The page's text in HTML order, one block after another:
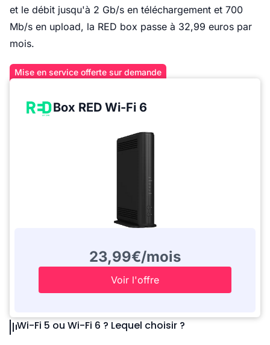
et le débit jusqu'à 2 Gb/s en téléchargement et 700
Mb/s en upload, la RED box passe à 32,99 euros par
mois.
Mise en service offerte sur demande
Box RED Wi-Fi 6
23,99€/mois
Voir l'offre
Wi-Fi 5 ou Wi-Fi 6 ? Lequel choisir ?